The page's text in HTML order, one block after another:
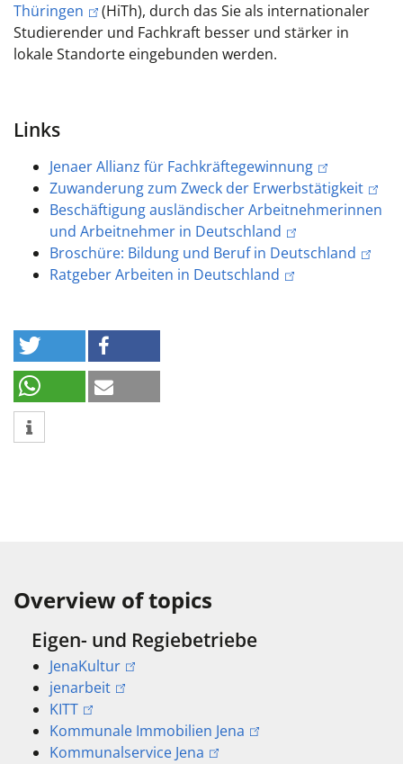
Thüringen
(HiTh), durch das Sie als internationaler
Studierender und Fachkraft besser und stärker in
lokale Standorte eingebunden werden.
Links
Jenaer Allianz für Fachkräftegewinnung
Zuwanderung zum Zweck der Erwerbstätigkeit
Beschäftigung ausländischer Arbeitnehmerinnen
und Arbeitnehmer in Deutschland
Broschüre: Bildung und Beruf in Deutschland
Ratgeber Arbeiten in Deutschland
Overview of topics
Eigen- und Regiebetriebe
JenaKultur
jenarbeit
KITT
Kommunale Immobilien Jena
Kommunalservice Jena